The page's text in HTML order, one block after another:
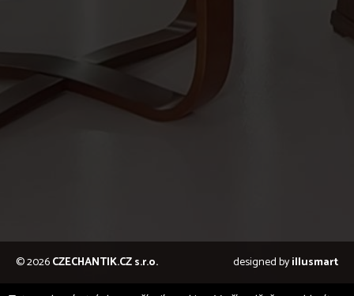
© 2026CZECHANTIK.CZ s.r.o. designed byillusmart